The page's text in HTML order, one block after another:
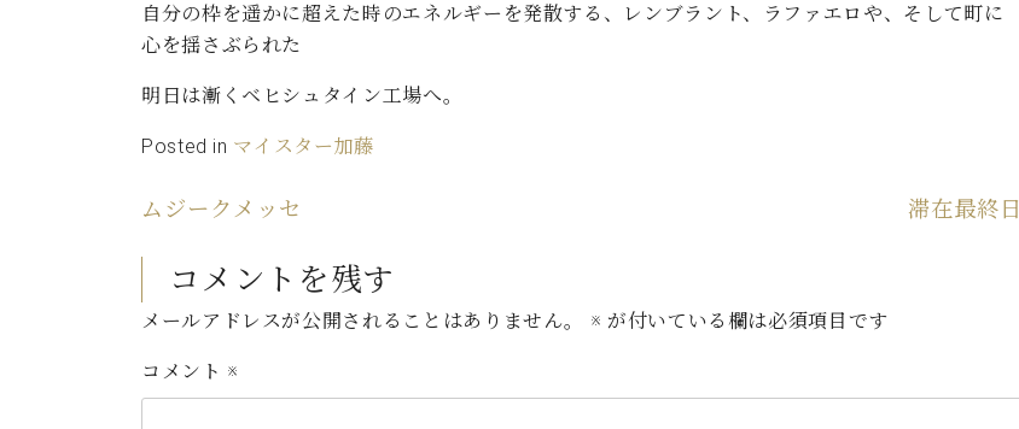
自分の枠を遥かに超えた時のエネルギーを発散する、レンブラント、ラファエロや、そして町に
心を揺さぶられた
明日は漸くベヒシュタイン工場へ。
Posted in マイスター加藤
ムジークメッセ 滞在最終日
コメントを残す
メールアドレスが公開されることはありません。 ※ が付いている欄は必須項目です
コメント ※